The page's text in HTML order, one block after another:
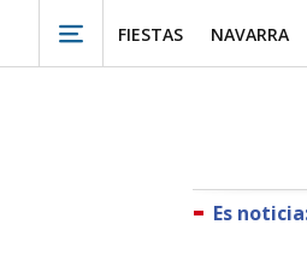
FIESTAS NAVARRA